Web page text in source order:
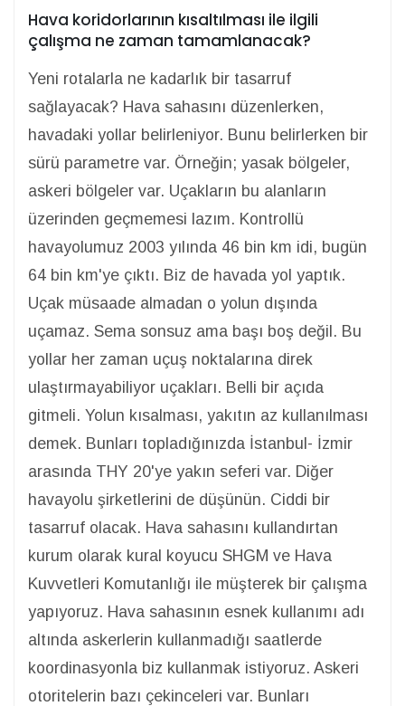
Hava koridorlarının kısaltılması ile ilgili
çalışma ne zaman tamamlanacak?
Yeni rotalarla ne kadarlık bir tasarruf
sağlayacak? Hava sahasını düzenlerken,
havadaki yollar belirleniyor. Bunu belirlerken bir
sürü parametre var. Örneğin; yasak bölgeler,
askeri bölgeler var. Uçakların bu alanların
üzerinden geçmemesi lazım. Kontrollü
havayolumuz 2003 yılında 46 bin km idi, bugün
64 bin km'ye çıktı. Biz de havada yol yaptık.
Uçak müsaade almadan o yolun dışında
uçamaz. Sema sonsuz ama başı boş değil. Bu
yollar her zaman uçuş noktalarına direk
ulaştırmayabiliyor uçakları. Belli bir açıda
gitmeli. Yolun kısalması, yakıtın az kullanılması
demek. Bunları topladığınızda İstanbul- İzmir
arasında THY 20'ye yakın seferi var. Diğer
havayolu şirketlerini de düşünün. Ciddi bir
tasarruf olacak. Hava sahasını kullandırtan
kurum olarak kural koyucu SHGM ve Hava
Kuvvetleri Komutanlığı ile müşterek bir çalışma
yapıyoruz. Hava sahasının esnek kullanımı adı
altında askerlerin kullanmadığı saatlerde
koordinasyonla biz kullanmak istiyoruz. Askeri
otoritelerin bazı çekinceleri var. Bunları